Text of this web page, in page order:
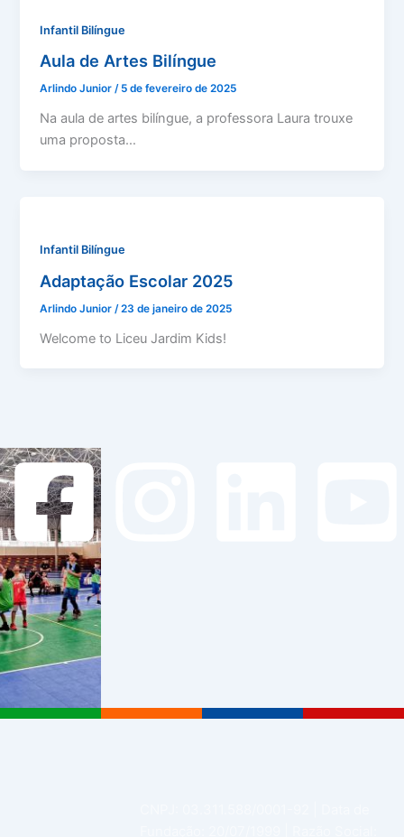
Infantil Bilíngue
Aula de Artes Bilíngue
Arlindo Junior/ 5 de fevereiro de 2025
Na aula de artes bilíngue, a professora Laura trouxe
uma proposta…
Infantil Bilíngue
Adaptação Escolar 2025
Arlindo Junior /23 de janeiro de 2025
Welcome to Liceu Jardim Kids!